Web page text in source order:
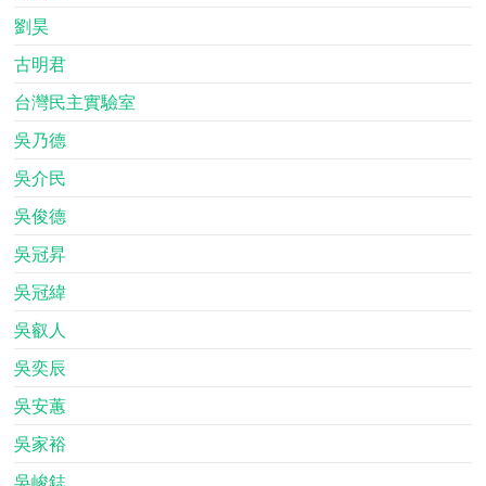
劉昊
古明君
台灣民主實驗室
吳乃德
吳介民
吳俊德
吳冠昇
吳冠緯
吳叡人
吳奕辰
吳安蕙
吳家裕
吳峻鋕